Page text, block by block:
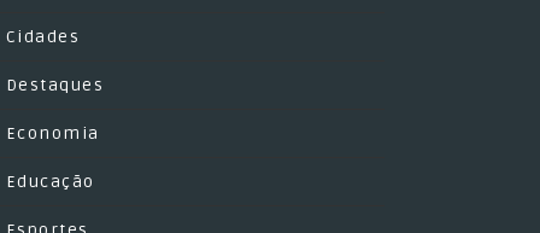
Cidades
Destaques
Economia
Educação